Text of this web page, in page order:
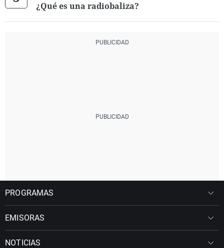
¿Qué es una radiobaliza?
PROGRAMAS
EMISORAS
NOTICIAS